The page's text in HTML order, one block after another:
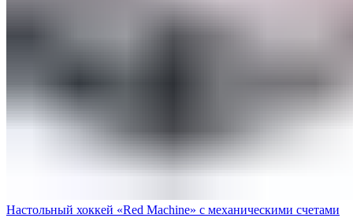
Настольный хоккей «Red Machine» с механическими счетами